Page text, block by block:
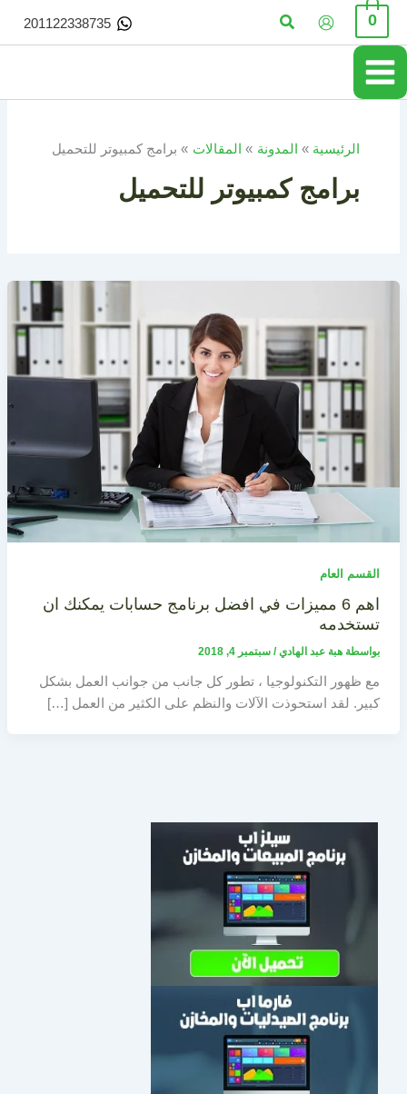
تخطي
المحتوى
0 البحث 201122338735
الرئيسية المدونة المقالات برامج كمبيوتر للتحميل
برامج كمبيوتر للتحميل
القسم العام
اهم 6 مميزات في افضل برنامج حسابات يمكنك ان
تستخدمه
بواسطة هبة عبد الهادي/ سبتمبر 4, 2018
مع ظهور التكنولوجيا ، تطور كل جانب من جوانب العمل بشكل
كبير. لقد استحوذت الآلات والنظم على الكثير من العمل […]